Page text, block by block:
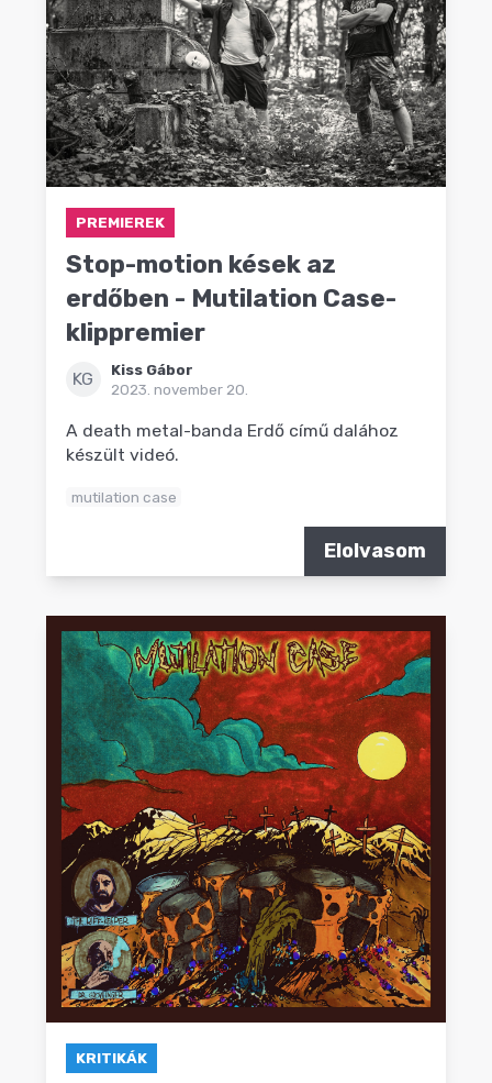
PREMIEREK
Stop-motion kések az
erdőben - Mutilation Case-
klippremier
KG
Kiss Gábor
2023. november 20.
A death metal-banda Erdő című dalához
készült videó.
mutilation case
Elolvasom
KRITIKÁK